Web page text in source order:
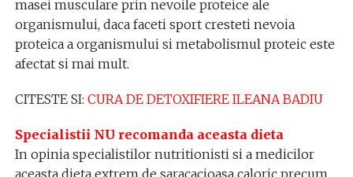
masei musculare prin nevoile proteice ale
organismului, daca faceti sport cresteti nevoia
proteica a organismului si metabolismul proteic este
afectat si mai mult.
CITESTE SI: CURA DE DETOXIFIERE ILEANA BADIU
Specialistii NU recomanda aceasta dieta
In opinia specialistilor nutritionisti si a medicilor
aceasta dieta extrem de saracacioasa caloric precum